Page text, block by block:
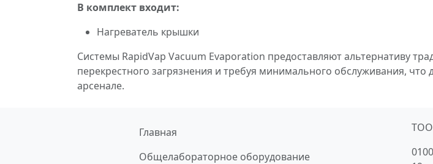
В комплект входит:
Нагреватель крышки
Системы RapidVap Vacuum Evaporation предоставляют альтернативу
перекрестного загрязнения и требуя минимального обслуживания,
арсенале.
Главная
Общелабораторное оборудование
ТОО